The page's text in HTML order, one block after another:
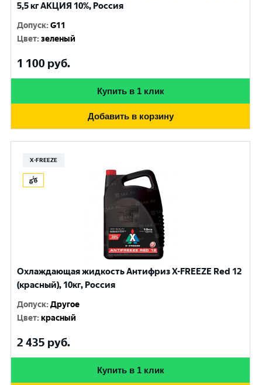
5,5 кг АКЦИЯ 10%, Россия
Допуск:G11
Цвет:зеленый
1 100 руб.
Купить в 1 клик
Добавить в корзину
X-FREEZE
Охлаждающая жидкость Антифриз X-FREEZE Red 12
(красный), 10кг, Россия
Допуск:Другое
Цвет:красный
2 435 руб.
Купить в 1 клик